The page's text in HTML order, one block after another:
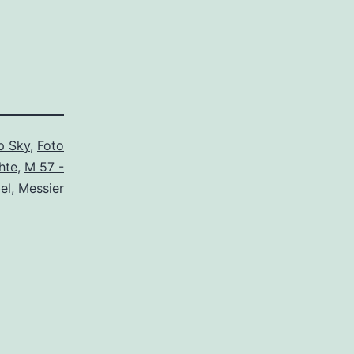
Sky, Foto
, M 57 -
, Messier